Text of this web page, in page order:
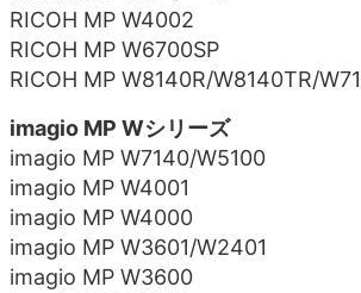
RICOH MP W4002
RICOH MP W6700SP
RICOH MP W8140R/W8140TR/
imagio MP Wシリーズ
imagio MP W7140/W5100
imagio MP W4001
imagio MP W4000
imagio MP W3601/W2401
imagio MP W3600